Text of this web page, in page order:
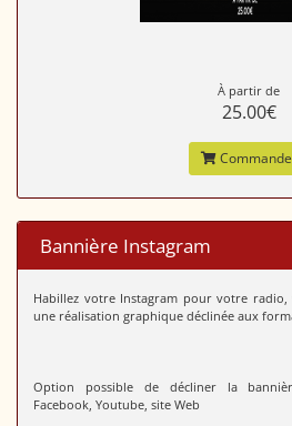
À partir de
25.00€
Bannière Instagram
Habillez votre Instagram pour votre
une réalisation graphique déclinée aux
Option possible de décliner la
Facebook, Youtube, site Web